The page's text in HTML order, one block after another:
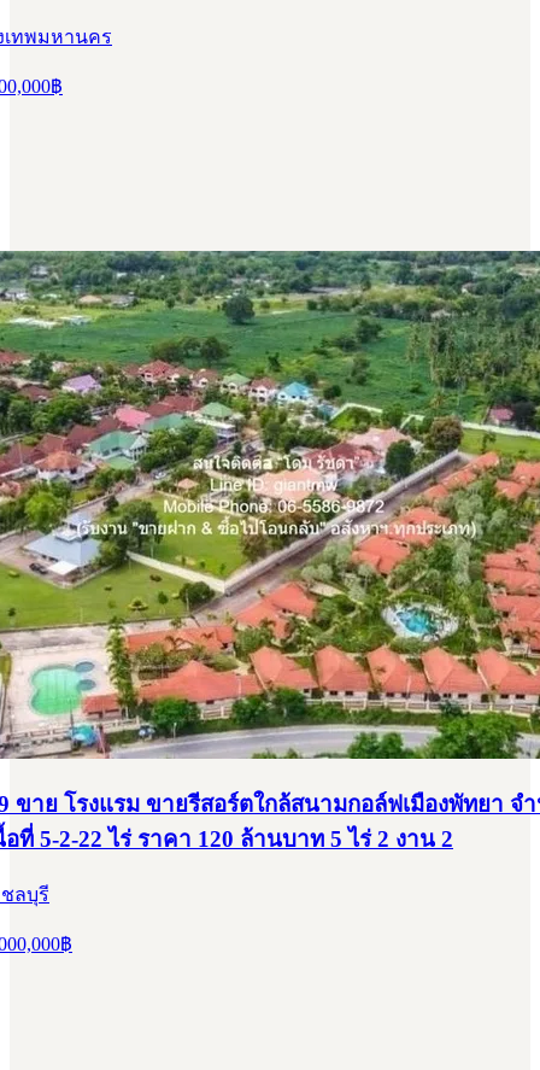
เทพมหานคร
฿
ขาย โรงแรม ขายรีสอร์ตใกล้สนามกอล์ฟเมืองพัทยา จ
ที่ 5-2-22 ไร่ ราคา 120 ล้านบาท 5 ไร่ 2 งาน 2
ลบุรี
฿